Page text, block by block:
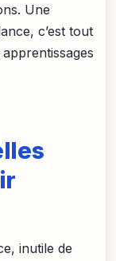
Une
c’est tout
inutile de